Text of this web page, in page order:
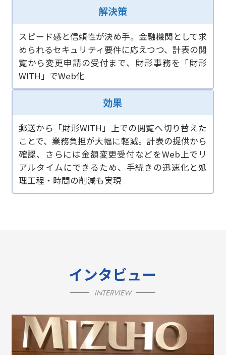
解決策
スピード感と信頼性が決め手。金融機関として求
められるセキュリティ要件に応えつつ、計表の閲
覧から変更申請の受付まで、財形事務を「財形
WITH」でWeb化
効果
郵送から「財形WITH」上での閲覧へ切り替えた
ことで、業務負担が大幅に軽減。計表の提供から
確認、さらには金額変更受付などをWeb上でリ
アルタイムにできるため、手続きの迅速化と処
理工程・時間の削減も実現
インタビュー
INTERVIEW